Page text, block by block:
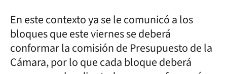
En este contexto ya se le comunicó a los
bloques que este viernes se deberá
conformar la comisión de Presupuesto de la
Cámara, por lo que cada bloque deberá